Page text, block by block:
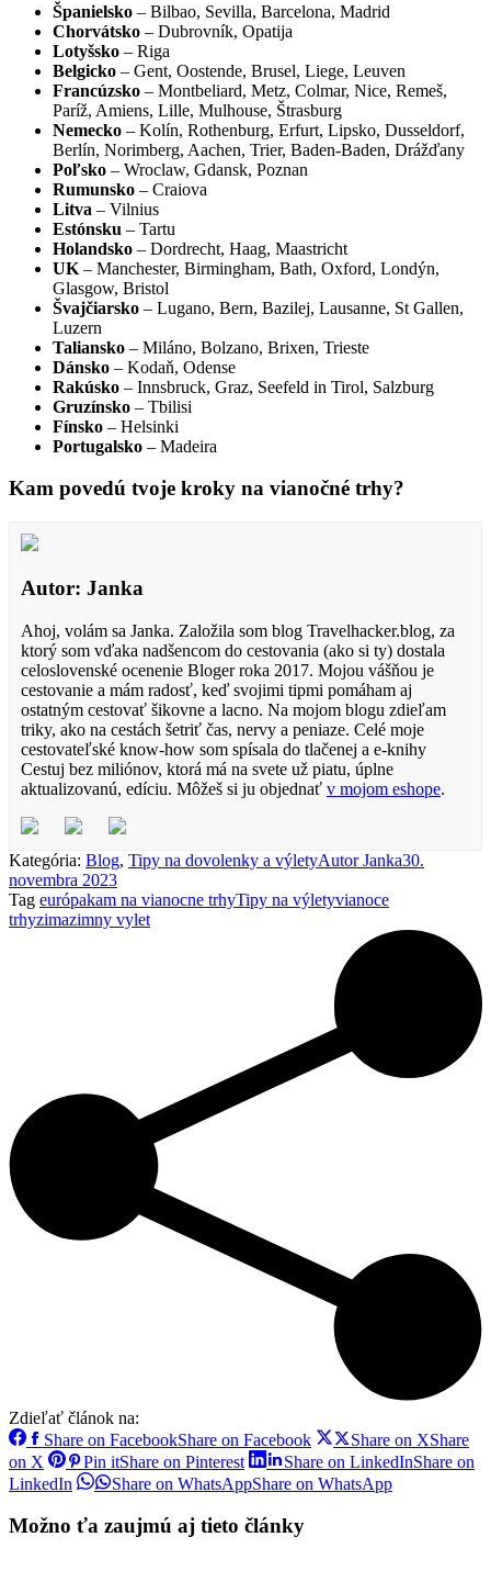
Španielsko – Bilbao, Sevilla, Barcelona, Madrid
Chorvátsko – Dubrovník, Opatija
Lotyšsko – Riga
Belgicko – Gent, Oostende, Brusel, Liege, Leuven
Francúzsko – Montbeliard, Metz, Colmar, Nice, Remeš,
Paríž, Amiens, Lille, Mulhouse, Štrasburg
Nemecko – Kolín, Rothenburg, Erfurt, Lipsko, Dusseldorf,
Berlín, Norimberg, Aachen, Trier, Baden-Baden, Drážďany
Poľsko – Wroclaw, Gdansk, Poznan
Rumunsko – Craiova
Litva – Vilnius
Estónsku – Tartu
Holandsko – Dordrecht, Haag, Maastricht
UK – Manchester, Birmingham, Bath, Oxford, Londýn,
Glasgow, Bristol
Švajčiarsko – Lugano, Bern, Bazilej, Lausanne, St Gallen,
Luzern
Taliansko – Miláno, Bolzano, Brixen, Trieste
Dánsko – Kodaň, Odense
Rakúsko – Innsbruck, Graz, Seefeld in Tirol, Salzburg
Gruzínsko – Tbilisi
Fínsko – Helsinki
Portugalsko – Madeira
Kam povedú tvoje kroky na vianočné trhy?
Autor: Janka
Ahoj, volám sa Janka. Založila som blog Travelhacker.blog, za
ktorý som vďaka nadšencom do cestovania (ako si ty) dostala
celoslovenské ocenenie Bloger roka 2017. Mojou vášňou je
cestovanie a mám radosť, keď svojimi tipmi pomáham aj
ostatným cestovať šikovne a lacno. Na mojom blogu zdieľam
triky, ako na cestách šetriť čas, nervy a peniaze. Celé moje
cestovateľské know-how som spísala do tlačenej a e-knihy
Cestuj bez miliónov, ktorá má na svete už piatu, úplne
aktualizovanú, edíciu. Môžeš si ju objednať v mojom eshope.
Kategória: Blog, Tipy na dovolenky a výletyAutorJanka30.
novembra 2023
Tag európakam na vianocne trhyTipy na výletyvianoce
trhyzimazimny vylet
Zdieľať článok na:
Share on FacebookShare on Facebook Share on XShare
on X
Pin itShare on Pinterest Share on LinkedInShare on
LinkedIn
Share on WhatsAppShare on WhatsApp
Možno ťa zaujmú aj tieto články